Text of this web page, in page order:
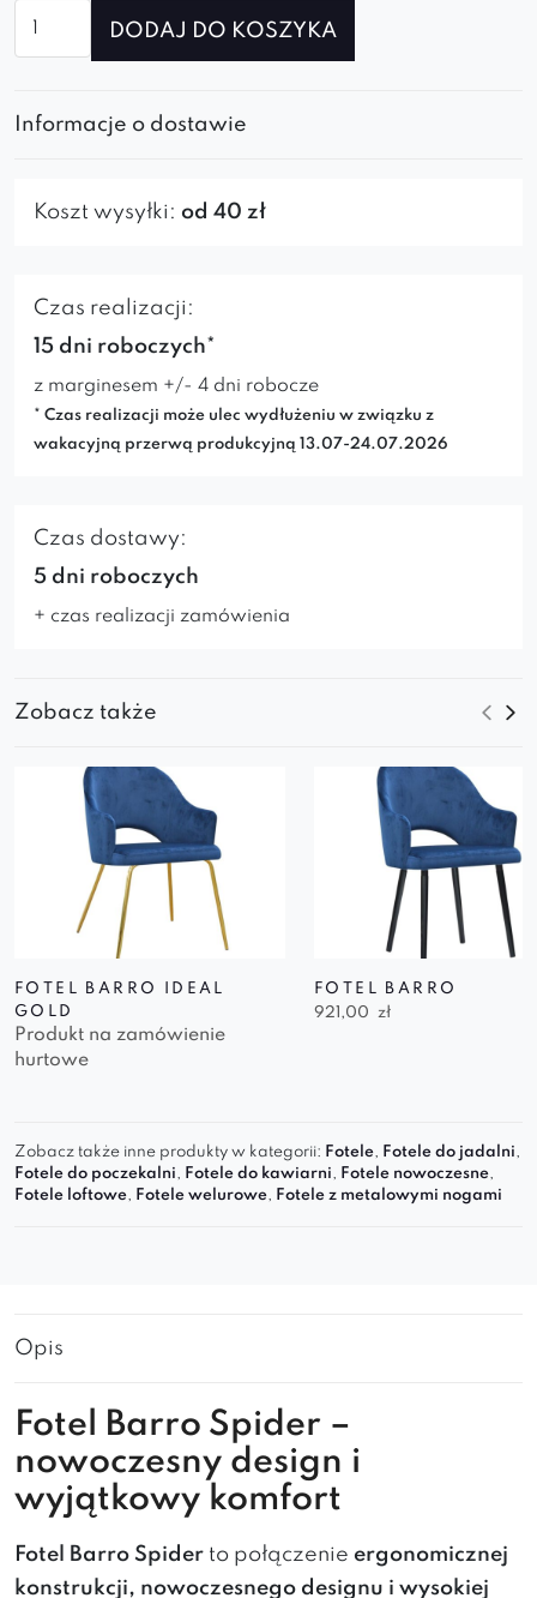
Fotel
DODAJ DO KOSZYKA
Informacje o dostawie
Koszt wysyłki: od 40 zł
Czas realizacji:
15 dni roboczych*
z marginesem +/- 4 dni robocze
* Czas realizacji może ulec wydłużeniu w związku z
wakacyjną przerwą produkcyjną 13.07-24.07.2026
Czas dostawy:
5 dni roboczych
+ czas realizacji zamówienia
Zobacz także
FOTEL BARRO IDEAL
GOLD
Produkt na zamówienie
hurtowe
FOTEL BARRO
921,00
zł
Zobacz także inne produkty w kategorii: Fotele, Fotele do jadalni,
Fotele do poczekalni, Fotele do kawiarni, Fotele nowoczesne,
Fotele loftowe, Fotele welurowe, Fotele z metalowymi nogami
Opis
Fotel Barro Spider –
nowoczesny design i
wyjątkowy komfort
Fotel Barro Spider to połączenie ergonomicznej
konstrukcji, nowoczesnego designu i wysokiej